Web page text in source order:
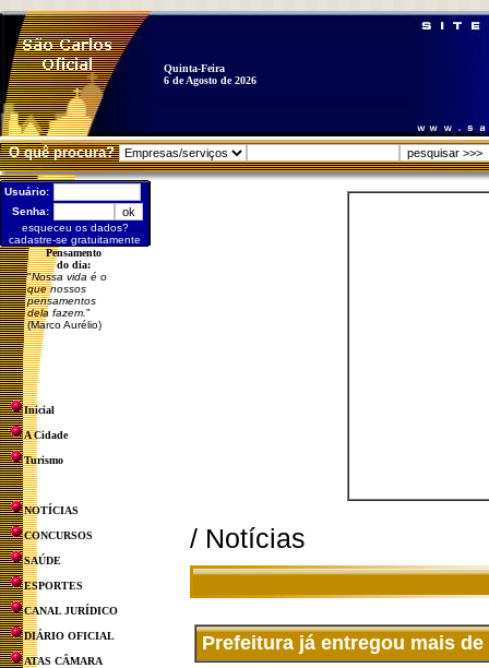
Quinta-Feira
6 de Agosto de 2026
O quê procura?
Usuário:
Senha:
esqueceu os dados?
cadastre-se gratuitamente
Pensamento
do dia:
"Nossa vida é o
que nossos
pensamentos
dela fazem. "
(Marco Aurélio)
Inicial
A Cidade
Turismo
NOTÍCIAS
CONCURSOS
SAÚDE
ESPORTES
CANAL JURÍDICO
DIÁRIO OFICIAL
ATAS CÂMARA
/ Notícias
Prefeitura já entregou mais de